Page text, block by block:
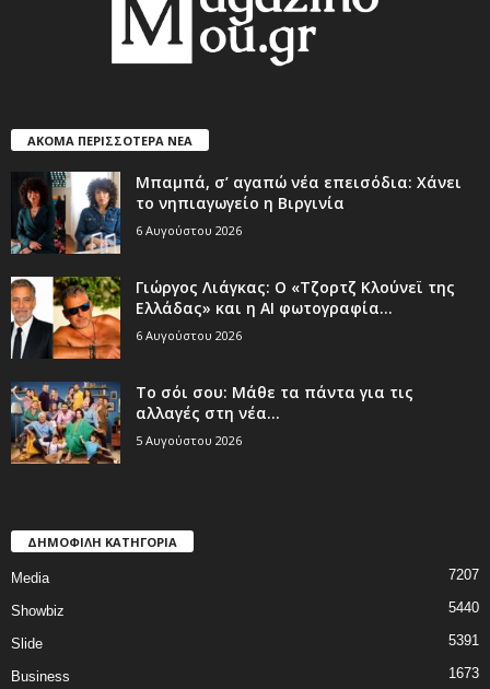
ΑΚΟΜΑ ΠΕΡΙΣΣΟΤΕΡΑ ΝΕΑ
Μπαμπά, σ’ αγαπώ νέα επεισόδια: Χάνει
το νηπιαγωγείο η Βιργινία
6 Αυγούστου 2026
Γιώργος Λιάγκας: Ο «Τζορτζ Κλούνεϊ της
Ελλάδας» και η AI φωτογραφία...
6 Αυγούστου 2026
Το σόι σου: Μάθε τα πάντα για τις
αλλαγές στη νέα...
5 Αυγούστου 2026
ΔΗΜΟΦΙΛΗ ΚΑΤΗΓΟΡΙΑ
Media 7207
Showbiz 5440
Slide 5391
Business 1673